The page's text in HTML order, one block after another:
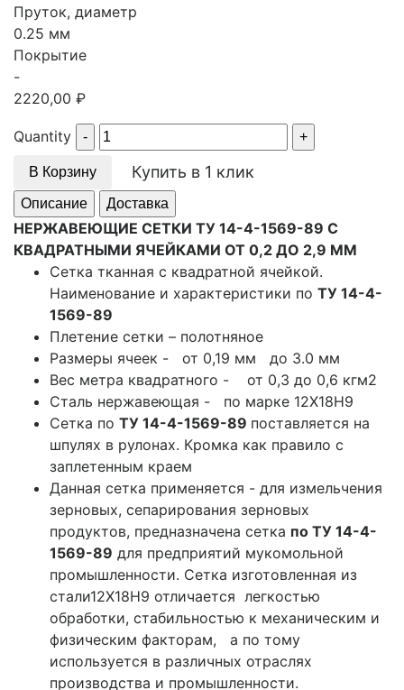
Пруток, диаметр
0.25 мм
Покрытие
-
2220,00 ₽
Quantity
В Корзину Купить в 1 клик
Описание Доставка
НЕРЖАВЕЮЩИЕ СЕТКИ ТУ 14-4-1569-89 С
КВАДРАТНЫМИ ЯЧЕЙКАМИ ОТ 0,2 ДО 2,9 ММ
Сетка тканная с квадратной ячейкой.
Наименование и характеристики по ТУ 14-4-
1569-89
Плетение сетки – полотняное
Размеры ячеек - от 0,19 мм до 3.0 мм
Вес метра квадратного - от 0,3 до 0,6 кгм2
Сталь нержавеющая - по марке 12Х18Н9
Сетка по ТУ 14-4-1569-89 поставляется на
шпулях в рулонах. Кромка как правило с
заплетенным краем
Данная сетка применяется - для измельчения
зерновых, сепарирования зерновых
продуктов, предназначена сетка по ТУ 14-4-
1569-89 для предприятий мукомольной
промышленности. Сетка изготовленная из
стали12Х18Н9 отличается легкостью
обработки, стабильностью к механическим и
физическим факторам, а по тому
используется в различных отраслях
производства и промышленности.